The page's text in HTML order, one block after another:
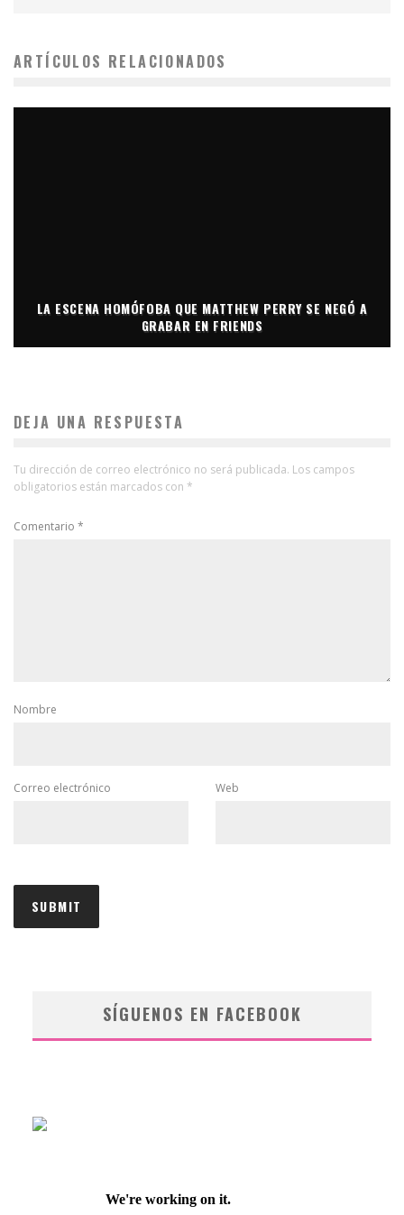
ARTÍCULOS RELACIONADOS
LA ESCENA HOMÓFOBA QUE MATTHEW PERRY SE NEGÓ A
GRABAR EN FRIENDS
DEJA UNA RESPUESTA
Tu dirección de correo electrónico no será publicada. Los campos
obligatorios están marcados con *
Comentario *
Nombre
Correo electrónico Web
SÍGUENOS EN FACEBOOK